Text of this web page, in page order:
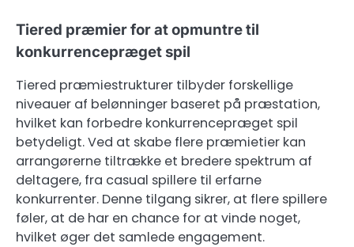
Tiered præmier for at opmuntre til
konkurrencepræget spil
Tiered præmiestrukturer tilbyder forskellige
niveauer af belønninger baseret på præstation,
hvilket kan forbedre konkurrencepræget spil
betydeligt. Ved at skabe flere præmietier kan
arrangørerne tiltrække et bredere spektrum af
deltagere, fra casual spillere til erfarne
konkurrenter. Denne tilgang sikrer, at flere spillere
føler, at de har en chance for at vinde noget,
hvilket øger det samlede engagement.